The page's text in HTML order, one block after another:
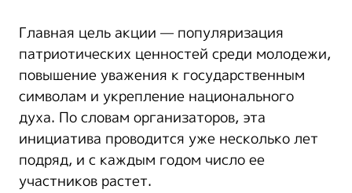
Главная цель акции — популяризация
патриотических ценностей среди молодежи,
повышение уважения к государственным
символам и укрепление национального
духа. По словам организаторов, эта
инициатива проводится уже несколько лет
подряд, и с каждым годом число ее
участников растет.